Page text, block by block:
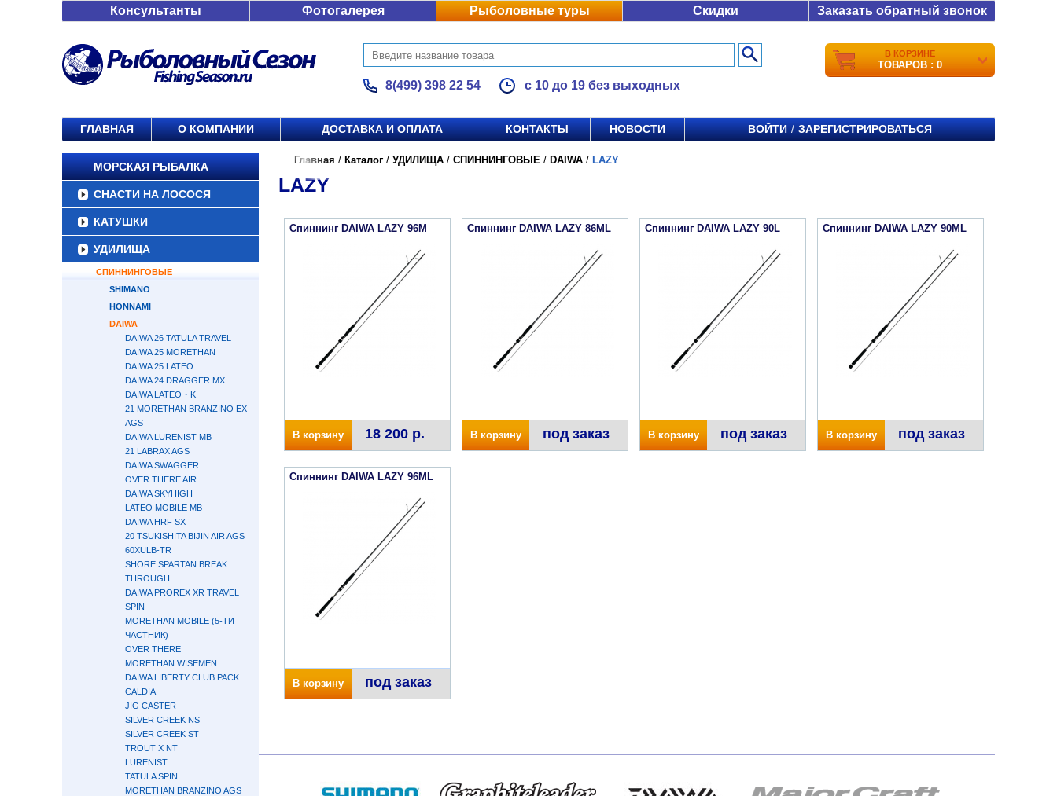
Консультанты Фотогалерея Рыболовные туры Скидки Заказать обратный звонок
8(499) 398 22 54 с 10 до 19 без выходных
В КОРЗИНЕ
ТОВАРОВ : 0
ГЛАВНАЯ О КОМПАНИИ ДОСТАВКА И ОПЛАТА КОНТАКТЫ НОВОСТИ ВОЙТИ / ЗАРЕГИСТРИРОВАТЬСЯ
МОРСКАЯ РЫБАЛКА
СНАСТИ НА ЛОСОСЯ
КАТУШКИ
УДИЛИЩА
СПИННИНГОВЫЕ
SHIMANO
HONNAMI
DAIWA
DAIWA 26 TATULA TRAVEL
DAIWA 25 MORETHAN
DAIWA 25 LATEO
DAIWA 24 DRAGGER MX
DAIWA LATEO・K
21 MORETHAN BRANZINO EX
AGS
DAIWA LURENIST MB
21 LABRAX AGS
DAIWA SWAGGER
OVER THERE AIR
DAIWA SKYHIGH
LATEO MOBILE MB
DAIWA HRF SX
20 TSUKISHITA BIJIN AIR AGS
60XULB-TR
SHORE SPARTAN BREAK
THROUGH
DAIWA PROREX XR TRAVEL
SPIN
MORETHAN MOBILE (5-ТИ
ЧАСТНИК)
OVER THERE
MORETHAN WISEMEN
DAIWA LIBERTY CLUB PACK
CALDIA
JIG CASTER
SILVER CREEK NS
SILVER CREEK ST
TROUT X NT
LURENIST
TATULA SPIN
MORETHAN BRANZINO AGS
Главная / Каталог / УДИЛИЩА / СПИННИНГОВЫЕ / DAIWA / LAZY
LAZY
Спиннинг DAIWA LAZY 96M
В корзину 18 200 р.
Спиннинг DAIWA LAZY 86ML
В корзину под заказ
Спиннинг DAIWA LAZY 90L
В корзину под заказ
Спиннинг DAIWA LAZY 90ML
В корзину под заказ
Спиннинг DAIWA LAZY 96ML
В корзину под заказ